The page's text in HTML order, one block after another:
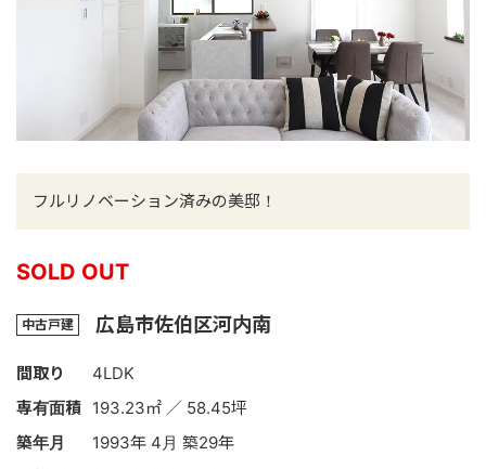
フルリノベーション済みの美邸！
SOLD OUT
中古戸建 広島市佐伯区河内南
間取り
4LDK
専有面積 193.23㎡ ／ 58.45坪
築年月
1993年 4月 築29年